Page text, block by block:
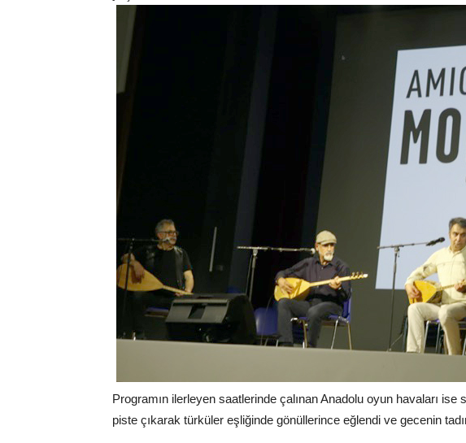
Programın ilerleyen saatlerinde çalınan Anadolu oyun havaları
piste çıkarak türküler eşliğinde gönüllerince eğlendi ve gecenin